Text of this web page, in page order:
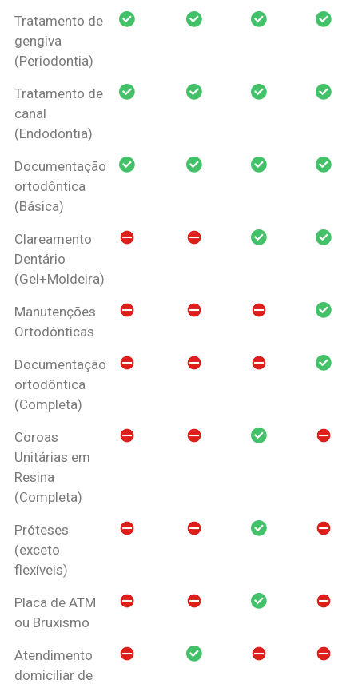
Tratamento de
gengiva
(Periodontia)
Tratamento de
canal
(Endodontia)
Documentação
ortodôntica
(Básica)
Clareamento
Dentário
(Gel+Moldeira)
Manutenções
Ortodônticas
Documentação
ortodôntica
(Completa)
Coroas
Unitárias em
Resina
(Completa)
Próteses
(exceto
flexíveis)
Placa de ATM
ou Bruxismo
Atendimento
domiciliar de